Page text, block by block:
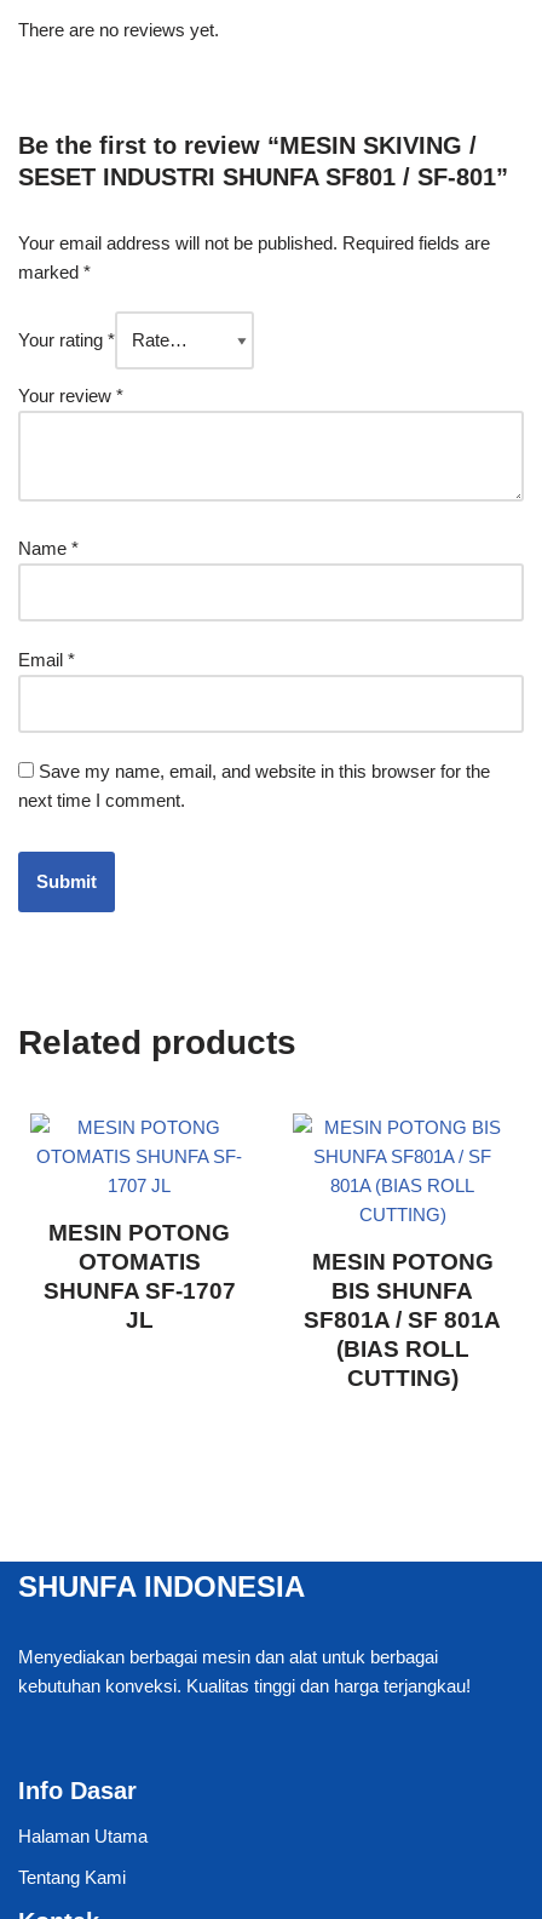
There are no reviews yet.
Be the first to review “MESIN SKIVING /
SESET INDUSTRI SHUNFA SF801 / SF-801”
Your email address will not be published. Required fields are
marked *
Your rating *
Your review *
Name *
Email *
Save my name, email, and website in this browser for the
next time I comment.
Related products
MESIN POTONG
OTOMATIS
SHUNFA SF-1707
JL
MESIN POTONG
BIS SHUNFA
SF801A / SF 801A
(BIAS ROLL
CUTTING)
SHUNFA INDONESIA
Menyediakan berbagai mesin dan alat untuk berbagai
kebutuhan konveksi. Kualitas tinggi dan harga terjangkau!
Info Dasar
Halaman Utama
Tentang Kami